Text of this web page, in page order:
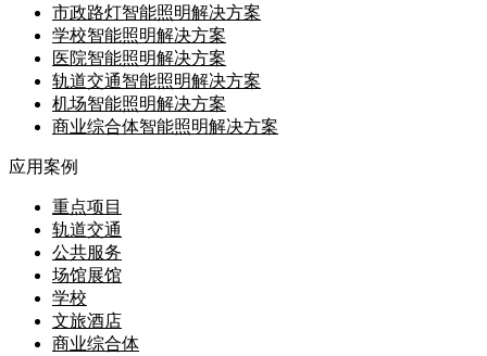
市政路灯智能照明解决方案
学校智能照明解决方案
医院智能照明解决方案
轨道交通智能照明解决方案
机场智能照明解决方案
商业综合体智能照明解决方案
应用案例
重点项目
轨道交通
公共服务
场馆展馆
学校
文旅酒店
商业综合体